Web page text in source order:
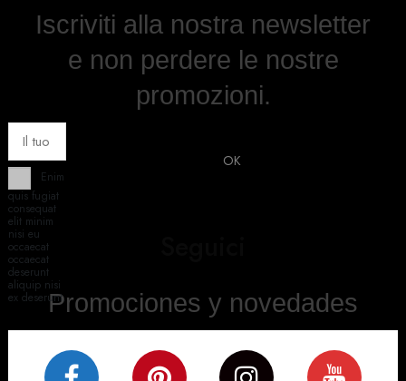
Promociones y novedades
Iscriviti alla nostra newsletter
e non perdere le nostre
promozioni.
Enim
quis fugiat
consequat
elit minim
nisi eu
occaecat
occaecat
deserunt
aliquip nisi
ex deserunt.